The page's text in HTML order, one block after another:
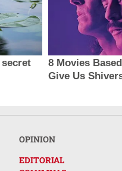
8 Movies
Give Us
OPINION
EDITORIAL